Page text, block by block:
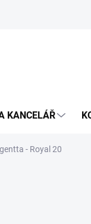
Podmínky ochrany
KANCELÁŘ
- Royal 20